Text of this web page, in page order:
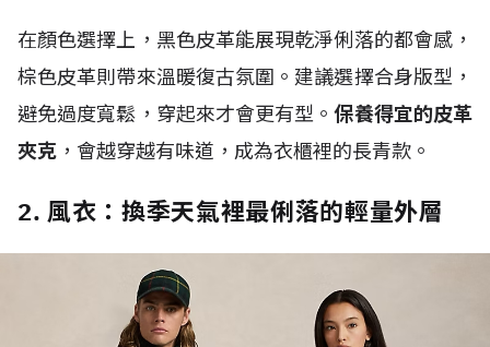
在顏色選擇上，黑色皮革能展現乾淨俐落的都會感，
棕色皮革則帶來溫暖復古氛圍。建議選擇合身版型，
避免過度寬鬆，穿起來才會更有型。保養得宜的皮革
夾克 ，會越穿越有味道，成為衣櫃裡的長青款。
2. 風衣：換季天氣裡最俐落的輕量外層